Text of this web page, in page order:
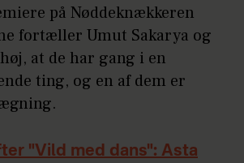
på Nøddeknækkeren
fortæller Umut Sakarya og
at de har gang i en
ting, og en af dem er
"Vild med dans": Asta